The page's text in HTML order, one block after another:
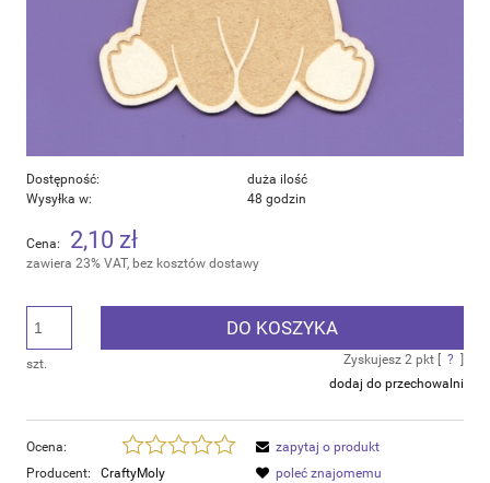
Dostępność:
duża ilość
Wysyłka w:
48 godzin
Cena: 2,10 zł
zawiera 23% VAT, bez kosztów dostawy
szt.
DO KOSZYKA
Zyskujesz 2 pkt [ ?
dodaj do przechowalni
Ocena:
Producent:
CraftyMoly
zapytaj o produkt
poleć znajomemu